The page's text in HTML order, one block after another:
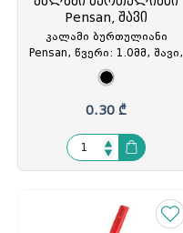
Pensan, შავი
კალამი ბურთულიანი
Pensan, წვერი: 1.0მმ, შავი,
თავსახურით, PS-2021/S50,
PS-202214
0.30 ₾